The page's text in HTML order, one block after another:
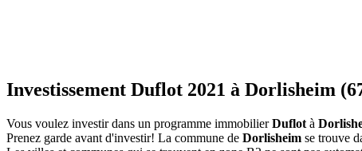
Investissement Duflot 2021 à Dorlisheim
Vous voulez investir dans un programme immobilierDuflot à
Prenez garde avant d'investir! La commune de Dorlisheim se trouve